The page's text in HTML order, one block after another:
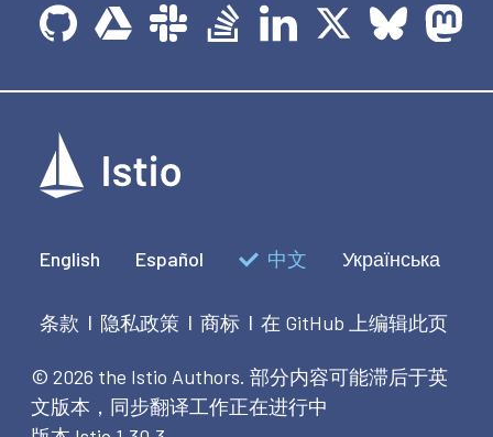
English Español 中文 Українська
条款 | 隐私政策 | 商标 | 在 GitHub 上编辑此页
© 2026 the Istio Authors. 部分内容可能滞后于英
文版本，同步翻译工作正在进行中